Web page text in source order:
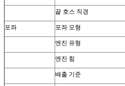
끝 호스 직경
포좌 포좌 모형
엔진 유형
엔진 힘
배출 기준